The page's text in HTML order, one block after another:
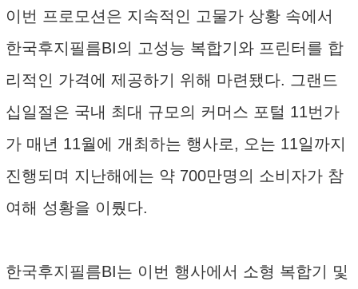
이번 프로모션은 지속적인 고물가 상황 속에서
한국후지필름BI의 고성능 복합기와 프린터를 합
리적인 가격에 제공하기 위해 마련됐다. 그랜드
십일절은 국내 최대 규모의 커머스 포털 11번가
가 매년 11월에 개최하는 행사로, 오는 11일까지
진행되며 지난해에는 약 700만명의 소비자가 참
여해 성황을 이뤘다.
한국후지필름BI는 이번 행사에서 소형 복합기 및